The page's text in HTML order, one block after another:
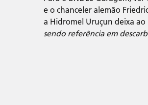
e o chanceler alemão
a Hidromel Uruçun deixa
sendo referência em